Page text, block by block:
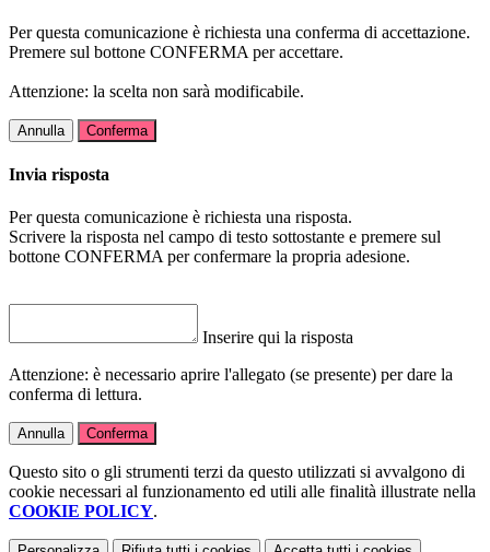
Per questa comunicazione è richiesta una conferma di accettazione.
Premere sul bottone CONFERMA per accettare.
Attenzione: la scelta non sarà modificabile.
Annulla Conferma
Invia risposta
Per questa comunicazione è richiesta una risposta.
Scrivere la risposta nel campo di testo sottostante e premere sul
bottone CONFERMA per confermare la propria adesione.
Inserire qui la risposta
Attenzione: è necessario aprire l'allegato (se presente) per dare la
conferma di lettura.
Annulla Conferma
Questo sito o gli strumenti terzi da questo utilizzati si avvalgono di
cookie necessari al funzionamento ed utili alle finalità illustrate nella
COOKIE POLICY.